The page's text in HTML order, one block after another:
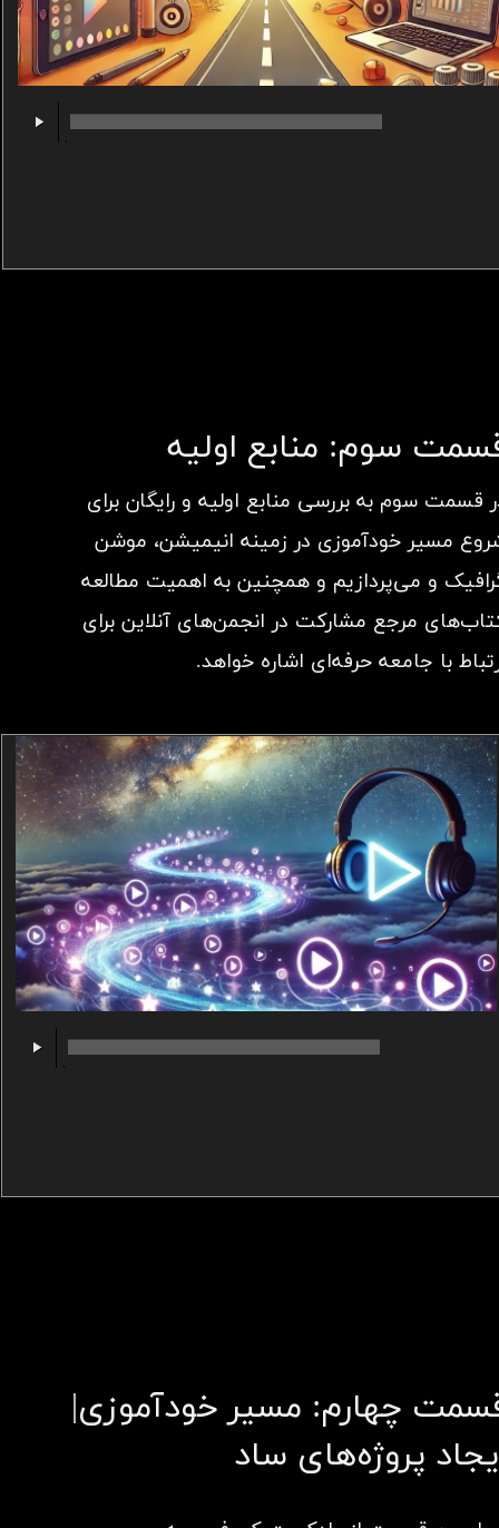
سوم: منابع اولیه
قسمت سوم به بررسی منابع اولیه و رایگان برای
مسیر خودآموزی در زمینه انیمیشن، موشن
و می‌پردازیم و همچنین به اهمیت مطالعه
مرجع مشارکت در انجمن‌های آنلاین برای
با جامعه حرفه‌ای اشاره خواهد.​​​​​​​
چهارم: مسیر خودآموزی|
پروژه‌های ساد